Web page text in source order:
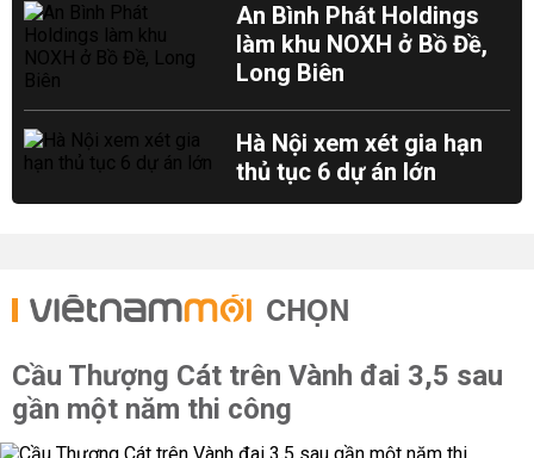
An Bình Phát Holdings
làm khu NOXH ở Bồ Đề,
Long Biên
Hà Nội xem xét gia hạn
thủ tục 6 dự án lớn
CHỌN
Cầu Thượng Cát trên Vành đai 3,5 sau
gần một năm thi công